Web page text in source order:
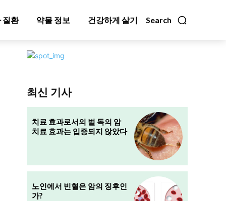
Search
질환 약물 정보 건강하게 살기
최신 기사
치료 효과로서의 벌 독의 암
치료 효과는 입증되지 않았다
노인에서 빈혈은 암의 징후인
가?